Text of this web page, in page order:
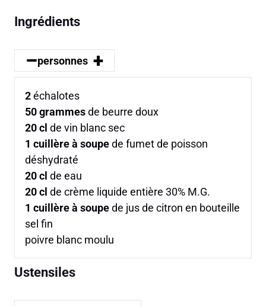
Ingrédients
–personnes +
2échalotes
50grammesde beurre doux
20cl de vin blanc sec
1 cuillère à soupede fumet de poisson
déshydraté
20cl de eau
20cl de crème liquide entière 30% M.G.
1 cuillère à soupede jus de citron en bouteille
sel fin
poivre blanc moulu
Ustensiles